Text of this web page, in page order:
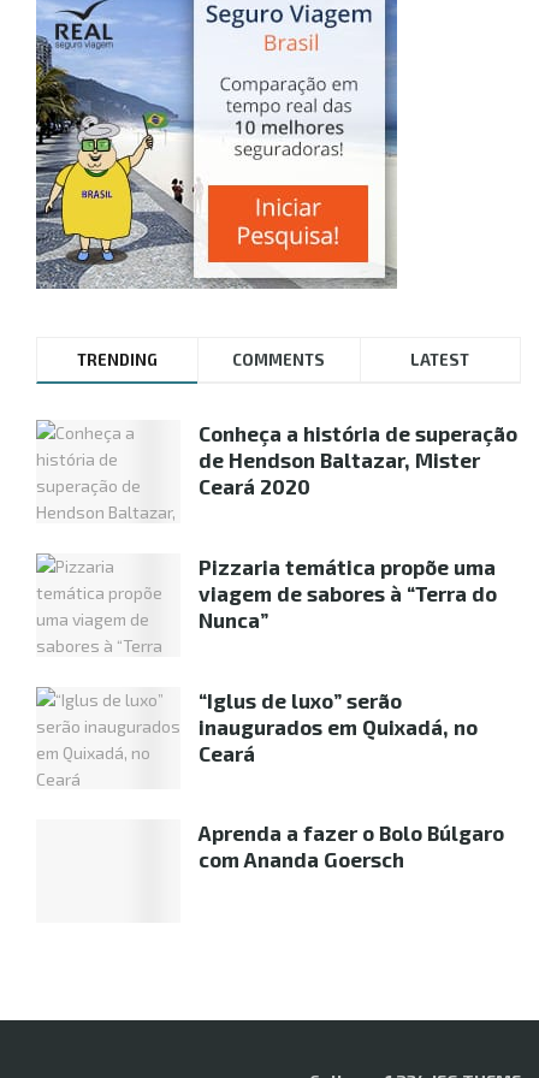
TRENDING COMMENTS LATEST
Conheça a história de superação
de Hendson Baltazar, Mister
Ceará 2020
Pizzaria temática propõe uma
viagem de sabores à “Terra do
Nunca”
“Iglus de luxo” serão
inaugurados em Quixadá, no
Ceará
Aprenda a fazer o Bolo Búlgaro
com Ananda Goersch